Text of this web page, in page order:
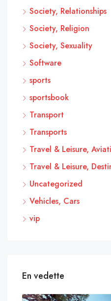
Society, Relationships
Society, Religion
Society, Sexuality
Software
sports
sportsbook
Transport
Transports
Travel & Leisure,
Travel & Leisure,
Uncategorized
Vehicles, Cars
vip
En vedette